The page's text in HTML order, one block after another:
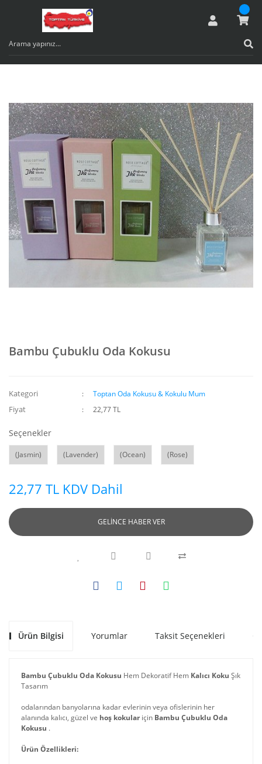
Bambu Çubuklu Oda Kokusu
Kategori Toptan Oda Kokusu & Kokulu Mum
Fiyat 22,77 TL
Seçenekler
(Jasmin) (Lavender) (Ocean) (Rose)
22,77 TL KDV Dahil
GELİNCE HABER VER
Ürün Bilgisi Yorumlar Taksit Seçenekleri
Bambu Çubuklu Oda Kokusu Hem Dekoratif Hem Kalıcı Koku Şık
Tasarım
odalarından banyolarına kadar evlerinin veya ofislerinin her
alanında kalıcı, güzel ve hoş kokulariçin Bambu Çubuklu Oda
Kokusu .
Ürün Özellikleri: